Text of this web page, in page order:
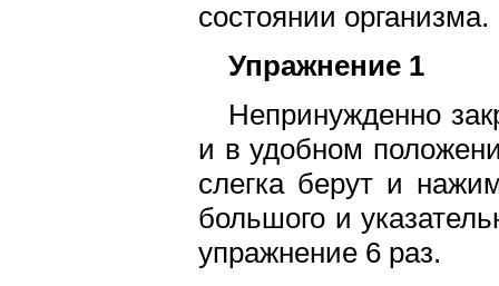
состоянии организма.
Упражнение 1
Непринужденно
и в удобном
слегка берут и
большого и
упражнение 6 раз.